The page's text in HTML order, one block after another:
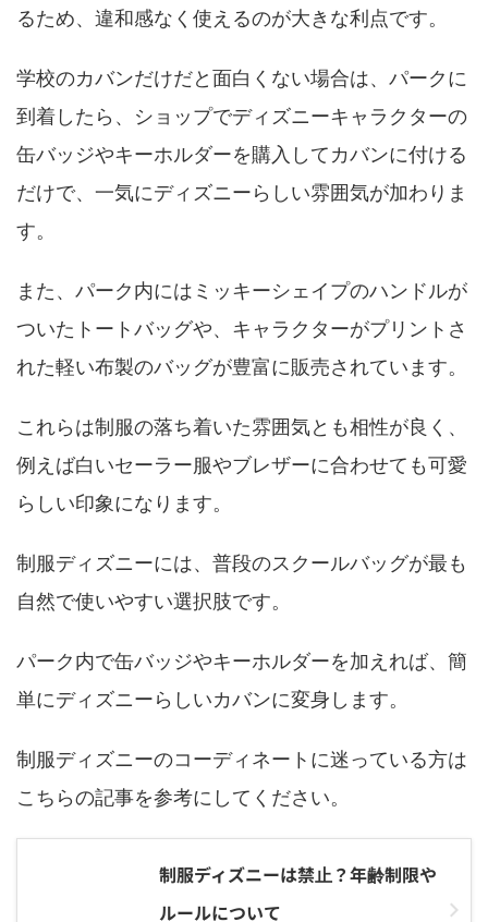
るため、違和感なく使えるのが大きな利点です。
学校のカバンだけだと面白くない場合は、パークに
到着したら、ショップでディズニーキャラクターの
缶バッジやキーホルダーを購入してカバンに付ける
だけで、一気にディズニーらしい雰囲気が加わりま
す。
また、パーク内にはミッキーシェイプのハンドルが
ついたトートバッグや、キャラクターがプリントさ
れた軽い布製のバッグが豊富に販売されています。
これらは制服の落ち着いた雰囲気とも相性が良く、
例えば白いセーラー服やブレザーに合わせても可愛
らしい印象になります。
制服ディズニーには、普段のスクールバッグが最も
自然で使いやすい選択肢です。
パーク内で缶バッジやキーホルダーを加えれば、簡
単にディズニーらしいカバンに変身します。
制服ディズニーのコーディネートに迷っている方は
こちらの記事を参考にしてください。
制服ディズニーは禁止？年齢制限や
ルールについて